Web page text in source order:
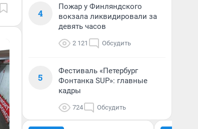
4
Пожар у Финляндского
вокзала ликвидировали за
девять часов
2 121 Обсудить
5
Фестиваль «Петербург
Фонтанка SUP»: главные
кадры
724 Обсудить